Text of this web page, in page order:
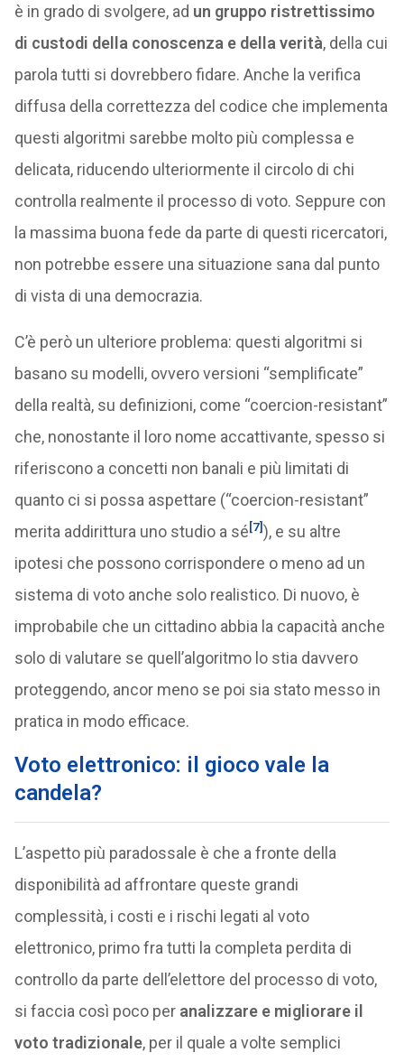
è in grado di svolgere, ad un gruppo ristrettissimo
di custodi della conoscenza e della verità, della cui
parola tutti si dovrebbero fidare. Anche la verifica
diffusa della correttezza del codice che implementa
questi algoritmi sarebbe molto più complessa e
delicata, riducendo ulteriormente il circolo di chi
controlla realmente il processo di voto. Seppure con
la massima buona fede da parte di questi ricercatori,
non potrebbe essere una situazione sana dal punto
di vista di una democrazia.
C’è però un ulteriore problema: questi algoritmi si
basano su modelli, ovvero versioni “semplificate”
della realtà, su definizioni, come “coercion-resistant”
che, nonostante il loro nome accattivante, spesso si
riferiscono a concetti non banali e più limitati di
quanto ci si possa aspettare (“coercion-resistant”
merita addirittura uno studio a sé[7]), e su altre
ipotesi che possono corrispondere o meno ad un
sistema di voto anche solo realistico. Di nuovo, è
improbabile che un cittadino abbia la capacità anche
solo di valutare se quell’algoritmo lo stia davvero
proteggendo, ancor meno se poi sia stato messo in
pratica in modo efficace.
Voto elettronico: il gioco vale la
candela?
L’aspetto più paradossale è che a fronte della
disponibilità ad affrontare queste grandi
complessità, i costi e i rischi legati al voto
elettronico, primo fra tutti la completa perdita di
controllo da parte dell’elettore del processo di voto,
si faccia così poco per analizzare e migliorare il
voto tradizionale, per il quale a volte semplici